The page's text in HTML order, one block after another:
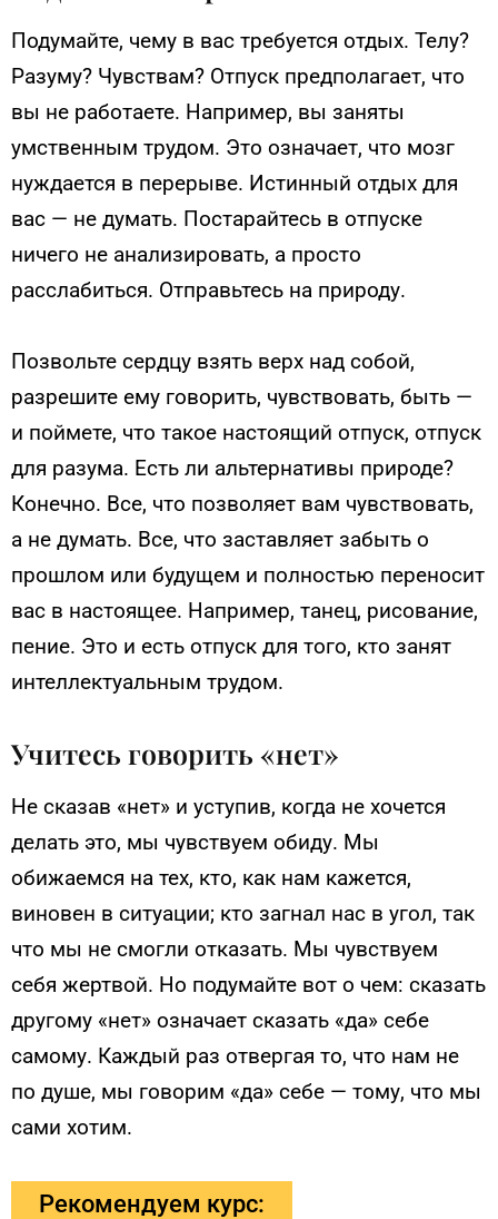
Подумайте, чему в вас требуется отдых. Телу?
Разуму? Чувствам? Отпуск предполагает, что
вы не работаете. Например, вы заняты
умственным трудом. Это означает, что мозг
нуждается в перерыве. Истинный отдых для
вас — не думать. Постарайтесь в отпуске
ничего не анализировать, а просто
расслабиться. Отправьтесь на природу.
Позвольте сердцу взять верх над собой,
разрешите ему говорить, чувствовать, быть —
и поймете, что такое настоящий отпуск, отпуск
для разума. Есть ли альтернативы природе?
Конечно. Все, что позволяет вам чувствовать,
а не думать. Все, что заставляет забыть о
прошлом или будущем и полностью переносит
вас в настоящее. Например, танец, рисование,
пение. Это и есть отпуск для того, кто занят
интеллектуальным трудом.
Учитесь говорить «нет»
Не сказав «нет» и уступив, когда не хочется
делать это, мы чувствуем обиду. Мы
обижаемся на тех, кто, как нам кажется,
виновен в ситуации; кто загнал нас в угол, так
что мы не смогли отказать. Мы чувствуем
себя жертвой. Но подумайте вот о чем: сказать
другому «нет» означает сказать «да» себе
самому. Каждый раз отвергая то, что нам не
по душе, мы говорим «да» себе — тому, что мы
сами хотим.
Рекомендуем курс: